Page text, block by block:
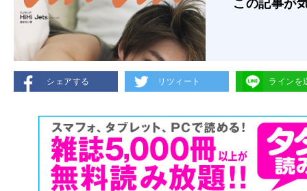
この記事が
シェアする リツィート ラインを